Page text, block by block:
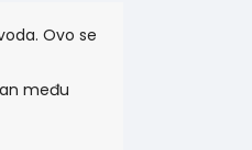
Ovo se
među